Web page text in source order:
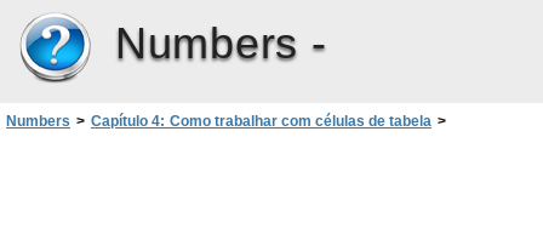
Numbers -
Numbers > Capítulo 4: Como trabalhar com células de tabela >